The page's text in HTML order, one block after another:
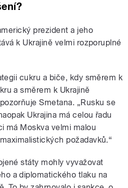
prezident a jeho
k Ukrajině velmi rozporuplné
cukru a biče, kdy směrem k
a směrem k Ukrajině
Smetana. „Rusku se
Ukrajina má celou řadu
má Moskva velmi malou
požadavků.“
státy mohly vyvažovat
a diplomatického tlaku na